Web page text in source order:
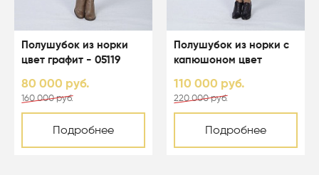
Полушубок из норки
цвет графит - 05119
80 000 руб.
160 000 руб.
Подробнее
Полушубок из норки с
капюшоном цвет
110 000 руб.
220 000 руб.
Подробнее